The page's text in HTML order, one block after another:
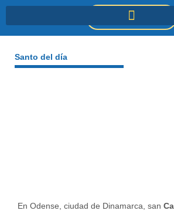
DONACIONES
Santo del día
En Odense, ciudad de Dinamarca, san